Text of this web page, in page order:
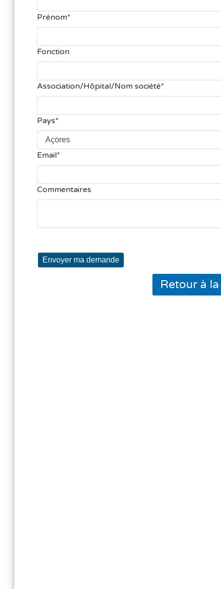
Prénom
Fonction
Association/Hôpital/Nom société
Pays
Email
Commentaires
Envoyer ma demande
Retour à